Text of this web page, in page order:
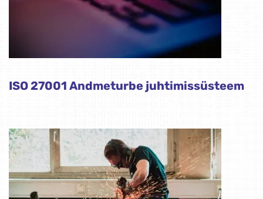
ISO 27001 Andmeturbe juhtimissüsteem